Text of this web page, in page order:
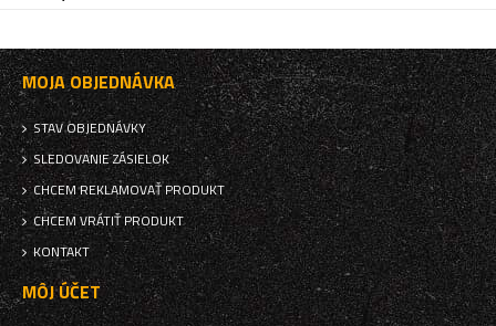
MOJA OBJEDNÁVKA
STAV OBJEDNÁVKY
SLEDOVANIE ZÁSIELOK
CHCEM REKLAMOVAŤ PRODUKT
CHCEM VRÁTIŤ PRODUKT
KONTAKT
MÔJ ÚČET